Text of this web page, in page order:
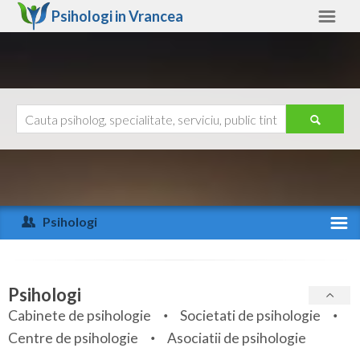
Psihologi inVrancea
Arad
Arges
Bihor
Bistrita-Nasaud
Ajutor
Psihologi
Specialitati
Servicii
Psihologi
Cabinete de psihologie
Societati de psihologie
Centre de psihologie
Asociatii de psihologie